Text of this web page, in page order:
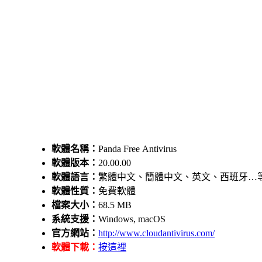
軟體名稱： Panda Free Antivirus
軟體版本： 20.00.00
軟體語言： 繁體中文、簡體中文、英文、西班牙…
軟體性質： 免費軟體
檔案大小： 68.5 MB
系統支援： Windows, macOS
官方網站： http://www.cloudantivirus.com/
軟體下載： 按這裡